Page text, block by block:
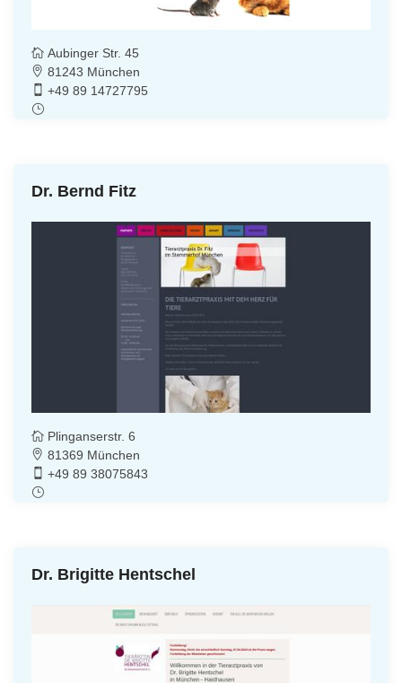
Aubinger Str. 45
81243 München
+49 89 14727795
Dr. Bernd Fitz
Plinganserstr. 6
81369 München
+49 89 38075843
Dr. Brigitte Hentschel